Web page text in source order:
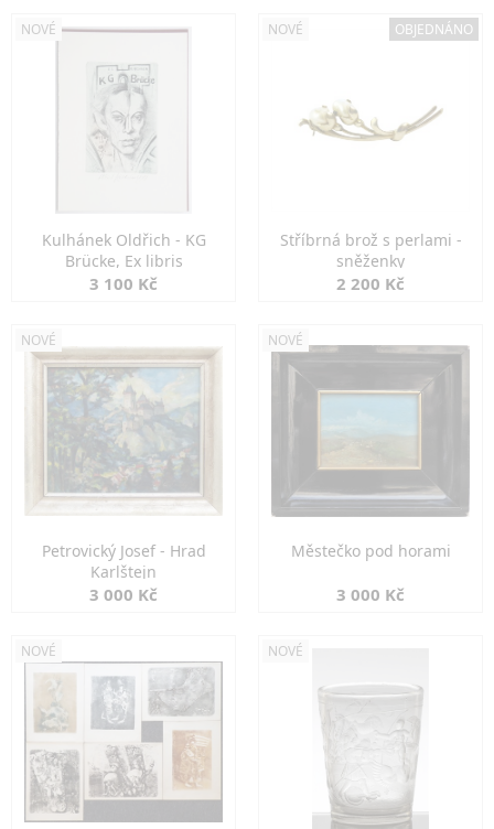
NOVÉ
Kulhánek Oldřich - KG
Brücke, Ex libris
3 100 Kč
NOVÉ OBJEDNÁNO
Stříbrná brož s perlami -
sněženky
2 200 Kč
NOVÉ
Petrovický Josef - Hrad
Karlštejn
3 000 Kč
NOVÉ
Městečko pod horami
3 000 Kč
NOVÉ NOVÉ